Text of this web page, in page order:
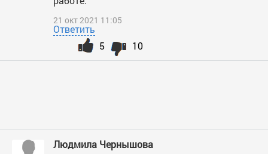
21 окт 2021 11:05
Ответить
10
5
Людмила Чернышова